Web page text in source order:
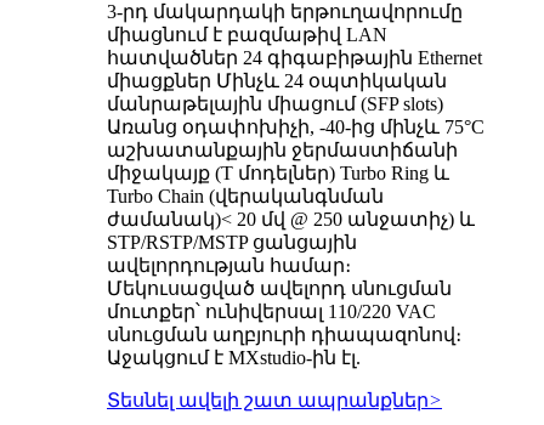
3-րդ մակարդակի երթուղավորումը
միացնում է բազմաթիվ LAN
հատվածներ 24 գիգաբիթային Ethernet
միացքներ Մինչև 24 օպտիկական
մանրաթելային միացում (SFP slots)
Առանց օդափոխիչի, -40-ից մինչև 75°C
աշխատանքային ջերմաստիճանի
միջակայք (T մոդելներ) Turbo Ring և
Turbo Chain (վերականգնման
ժամանակ)< 20 մվ @ 250 անջատիչ) և
STP/RSTP/MSTP ցանցային
ավելորդության համար։
Մեկուսացված ավելորդ սնուցման
մուտքեր՝ ունիվերսալ 110/220 VAC
սնուցման աղբյուրի դիապազոնով։
Աջակցում է MXstudio-ին էլ.
Տեսնել ավելի շատ ապրանքներ>